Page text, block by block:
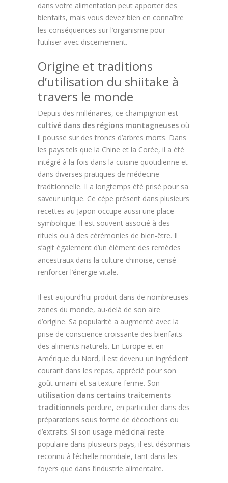
dans votre alimentation peut apporter des
bienfaits, mais vous devez bien en connaître
les conséquences sur l’organisme pour
l’utiliser avec discernement.
Origine et traditions
d’utilisation du shiitake à
travers le monde
Depuis des millénaires, ce champignon est
cultivé dans des régions montagneuses où
il pousse sur des troncs d’arbres morts. Dans
les pays tels que la Chine et la Corée, il a été
intégré à la fois dans la cuisine quotidienne et
dans diverses pratiques de médecine
traditionnelle. Il a longtemps été prisé pour sa
saveur unique. Ce cèpe présent dans plusieurs
recettes au Japon occupe aussi une place
symbolique. Il est souvent associé à des
rituels ou à des cérémonies de bien-être. Il
s’agit également d’un élément des remèdes
ancestraux dans la culture chinoise, censé
renforcer l’énergie vitale.
Il est aujourd’hui produit dans de nombreuses
zones du monde, au-delà de son aire
d’origine. Sa popularité a augmenté avec la
prise de conscience croissante des bienfaits
des aliments naturels. En Europe et en
Amérique du Nord, il est devenu un ingrédient
courant dans les repas, apprécié pour son
goût umami et sa texture ferme. Son
utilisation dans certains traitements
traditionnels perdure, en particulier dans des
préparations sous forme de décoctions ou
d’extraits. Si son usage médicinal reste
populaire dans plusieurs pays, il est désormais
reconnu à l’échelle mondiale, tant dans les
foyers que dans l’industrie alimentaire.